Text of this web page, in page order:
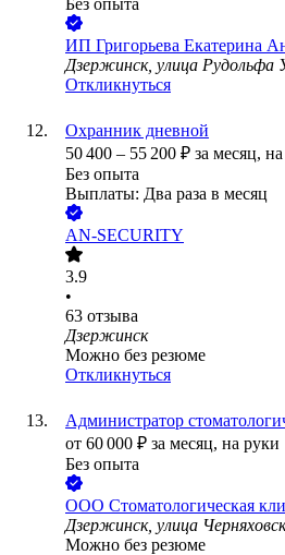
Без опыта
ИП Григорьева Екатерина
Дзержинск, улица Рудольфа
Откликнуться
Охранник дневной
50 400 – 55 200 ₽ за месяц,
Без опыта
Выплаты: Два раза в месяц
AN-SECURITY
3.9
•
63 отзыва
Дзержинск
Можно без резюме
Откликнуться
Администратор
от 60 000 ₽ за месяц, на руки
Без опыта
ООО Стоматологическая
Дзержинск, улица
Можно без резюме